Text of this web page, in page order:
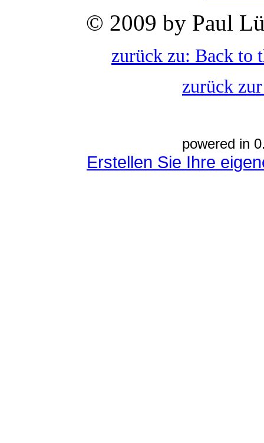
© 2009 by Paul
zurück zu: Back to
zurück
powered in
Erstellen Sie Ihre